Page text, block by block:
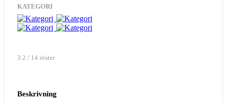
KATEGORI
3.2 / 14 röster
Beskrivning